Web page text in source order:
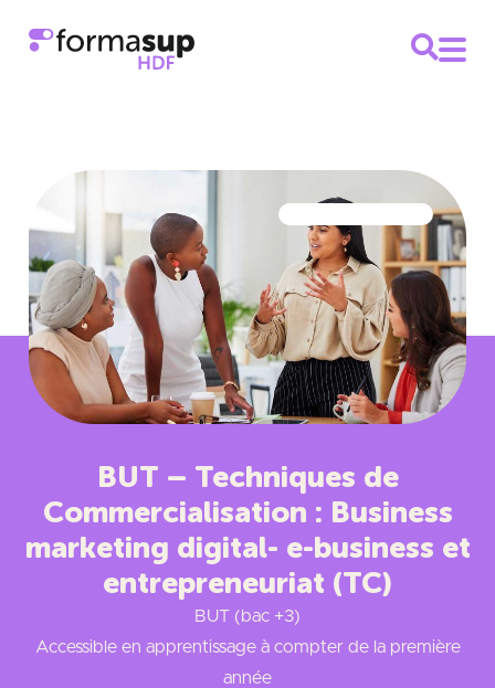
BUT – Techniques de
Commercialisation : Business
marketing digital- e-business et
entrepreneuriat (TC)
BUT (bac +3)
Accessible en apprentissage à compter de la première
année